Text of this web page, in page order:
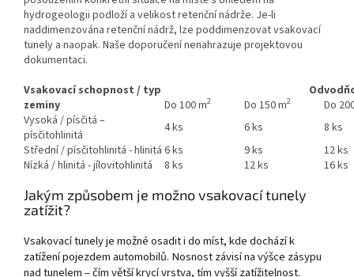
hydrogeologii podloží a velikost retenční nádrže. Je-li
naddimenzována retenční nádrž, lze poddimenzovat vsakovací
tunely a naopak. Naše doporučení nenahrazuje projektovou
dokumentaci.
Vsakovací schopnost / typ
zeminy
Do 100 m2 Do 150 m2
Do
Vysoká / písčitá –
písčitohlinitá
4 ks 6 ks
8 ks
Střední / písčitohlinitá - hlinitá 6 ks 9 ks
12 ks
Nízká / hlinitá - jílovitohlinitá
8 ks 12 ks 16 ks
Jakým způsobem je možno vsakovací tunely
zatížit?
Vsakovací tunely je možné osadit i do míst, kde dochází k
zatížení pojezdem automobilů. Nosnost závisí na výšce zásypu
nad tunelem – čím větší krycí vrstva, tím vyšší zatížitelnost.